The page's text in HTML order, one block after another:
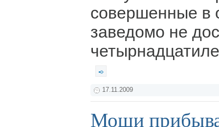
совершенные в
заведомо не
17.11.2009
Мощи